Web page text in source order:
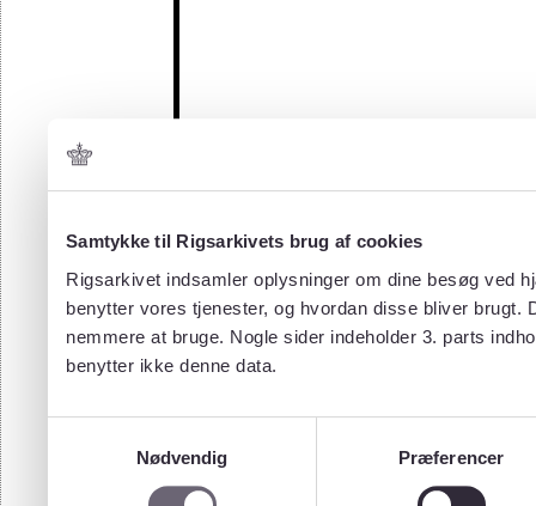
Samtykke til Rigsarkivets brug af cookies
Rigsarkivet indsamler oplysninger om dine besøg ved
benytter vores tjenester, og hvordan disse bliver
nemmere at bruge. Nogle sider indeholder 3. parts
benytter ikke denne data.
Nødvendig
Præferencer